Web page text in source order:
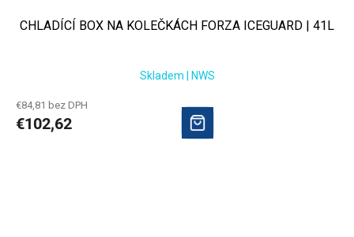
CHLADÍCÍ BOX NA KOLEČKÁCH FORZA ICEGUARD | 41L
Skladem | NWS
€84,81 bez DPH
€102,62